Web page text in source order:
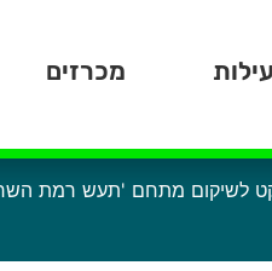
מכרזים
לשיקום מתחם 'תעש רמת